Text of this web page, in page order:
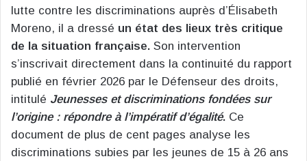
lutte contre les discriminations auprès d’Élisabeth
Moreno, il a dressé un état des lieux très critique
de la situation française. Son intervention
s’inscrivait directement dans la continuité du rapport
publié en février 2026 par le Défenseur des droits,
intitulé Jeunesses et discriminations fondées sur
l’origine : répondre à l’impératif d’égalité. Ce
document de plus de cent pages analyse les
discriminations subies par les jeunes de 15 à 26 ans